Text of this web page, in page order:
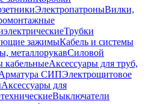
ЭлектропатроныВилки,
Трубки
зажимыКабель и системы
металлорукавСиловой
кабельныеАксессуары для труб,
СИПЭлектрощитовое
Аксессуары для
Выключатели